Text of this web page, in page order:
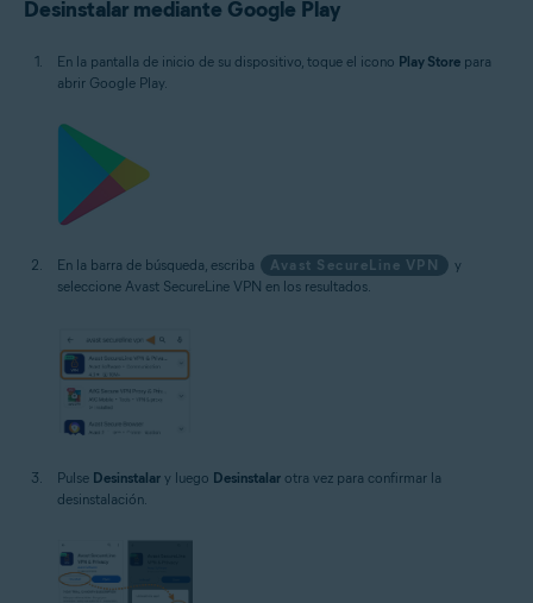
Desinstalar mediante Google Play
En la pantalla de inicio de su dispositivo, toque el icono Play Store para
abrir Google Play.
En la barra de búsqueda, escriba Avast SecureLine VPN
y
seleccione Avast SecureLine VPN en los resultados.
Pulse Desinstalar y luego Desinstalar otra vez para confirmar la
desinstalación.